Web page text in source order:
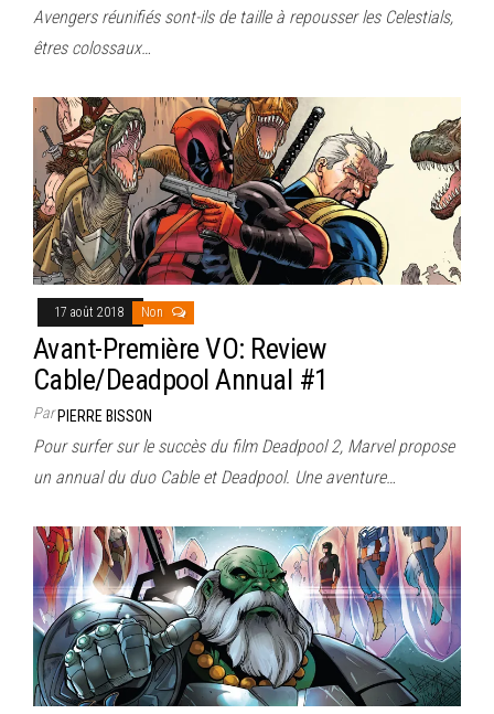
Avengers réunifiés sont-ils de taille à repousser les Celestials,
êtres colossaux…
17 août 2018 Non
Avant-Première VO: Review
Cable/Deadpool Annual #1
ParPIERRE BISSON
Pour surfer sur le succès du film Deadpool 2, Marvel propose
un annual du duo Cable et Deadpool. Une aventure…